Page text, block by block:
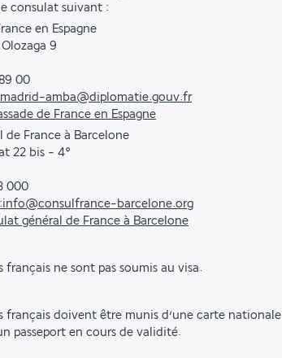
consulat suivant :
en Espagne
9
00
amba@diplomatie.gouv.fr
de France en Espagne
de France à Barcelone
22 bis - 4°
000
barcelone.org
général de France à Barcelone
français ne sont pas soumis au visa.
français doivent être munis d’une carte nationale
passeport en cours de validité.